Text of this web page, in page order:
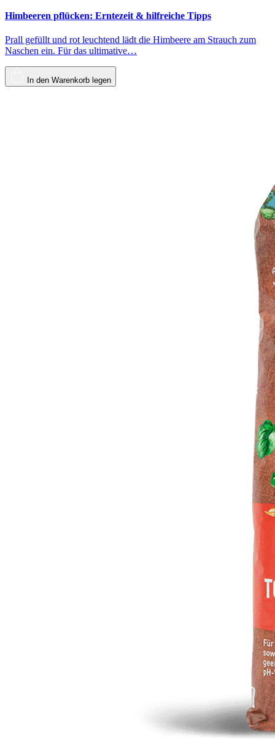
Himbeeren pflücken: Erntezeit & hilfreiche Tipps
Prall gefüllt und rot leuchtend lädt die Himbeere am Strauch zum
Naschen ein. Für das ultimative…
In den Warenkorb legen